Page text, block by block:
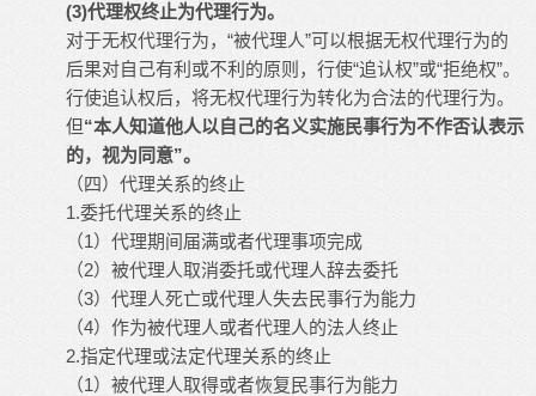
(3)代理权终止为代理行为。
对于无权代理行为，“被代理人”可以根据无权代理行为的
后果对自己有利或不利的原则，行使“追认权”或“拒绝权”。
行使追认权后，将无权代理行为转化为合法的代理行为。
但“本人知道他人以自己的名义实施民事行为不作否认表示
的，视为同意”。
（四）代理关系的终止
1.委托代理关系的终止
（1）代理期间届满或者代理事项完成
（2）被代理人取消委托或代理人辞去委托
（3）代理人死亡或代理人失去民事行为能力
（4）作为被代理人或者代理人的法人终止
2.指定代理或法定代理关系的终止
（1）被代理人取得或者恢复民事行为能力